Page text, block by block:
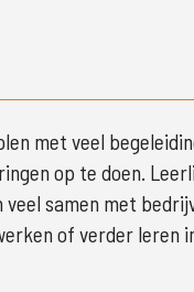
met veel
op te doen.
samen met
of verder leren